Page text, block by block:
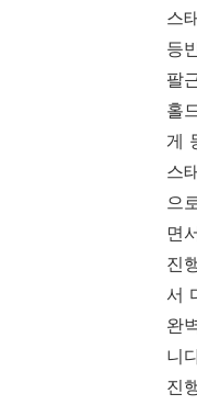
스
등
팔
홀
게
스
으
면
진
서
완
니
진